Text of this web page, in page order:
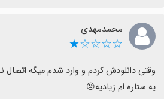
محمدمهدی
☆☆☆☆★
یه ستاره ام زیادیه😠